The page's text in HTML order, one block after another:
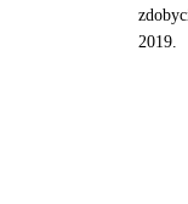
2019.